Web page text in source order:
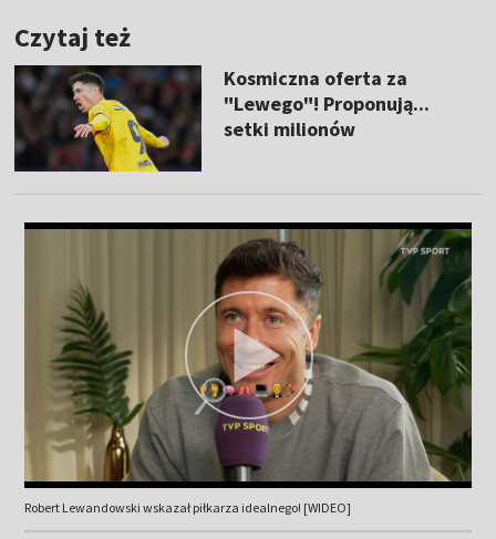
Czytaj też
Kosmiczna oferta za
"Lewego"! Proponują...
setki milionów
Robert Lewandowski wskazał piłkarza idealnego! [WIDEO]